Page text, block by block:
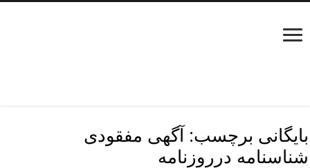
بایگانی برچسب: آگهی مفقودی
شناسنامه درروزنامه